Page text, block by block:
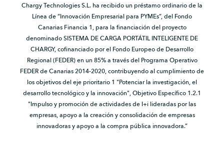
Chargy Technologies S.L. ha recibido un préstamo ordinario de la
Línea de “Innovación Empresarial para PYMEs”, del Fondo
Canarias Financia 1, para la financiación del proyecto
denominado SISTEMA DE CARGA PORTÁTIL INTELIGENTE DE
CHARGY, cofinanciado por el Fondo Europeo de Desarrollo
Regional (FEDER) en un 85% a través del Programa Operativo
FEDER de Canarias 2014-2020, contribuyendo al cumplimiento de
los objetivos del eje prioritario 1 "Potenciar la investigación, el
desarrollo tecnológico y la innovación", Objetivo Específico 1.2.1
"Impulso y promoción de actividades de I+i lideradas por las
empresas, apoyo a la creación y consolidación de empresas
innovadoras y apoyo a la compra pública innovadora.”